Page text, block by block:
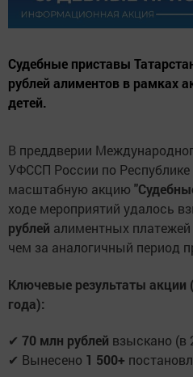
Судебные приставы
рублей алиментов в рамках
детей.
В преддверии
УФССП России по Республике
масштабную акцию
ходе мероприятий удалось
рублей алиментных
чем за аналогичный период
Ключевые результаты
года):
✔ 70 млн рублей взыскано (в
✔ Вынесено 1 500+